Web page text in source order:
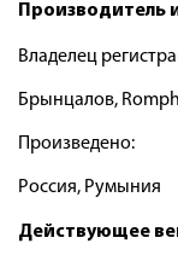
Производитель
Владелец
Брынцалов,
Произведено:
Россия, Румыния
Действующее